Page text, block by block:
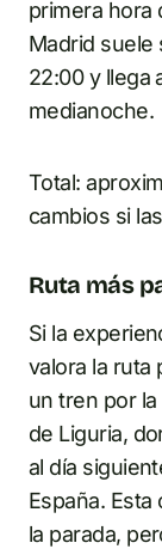
primera hora
Madrid suele
22:00 y llega
medianoche.
Total:
cambios si
Ruta más
Si la
valora la ruta
un tren por
de Liguria,
al día
España.
la parada,